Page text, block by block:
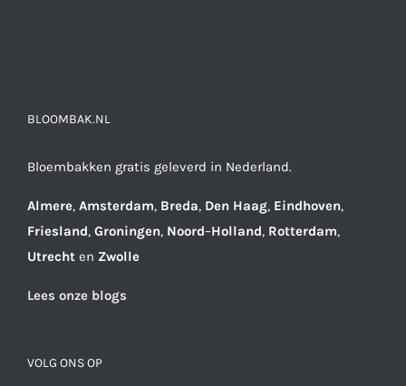
BLOOMBAK.NL
Bloembakken gratis geleverd in Nederland.
Almere, Amsterdam, Breda, Den Haag, Eindhoven,
Friesland, Groningen, Noord–Holland, Rotterdam,
Utrecht en Zwolle
Lees onze blogs
VOLG ONS OP